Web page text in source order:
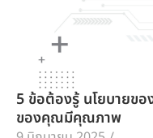
5 ข้อต้องรู้ นโยบายข
ของคุณมีคุณภาพ